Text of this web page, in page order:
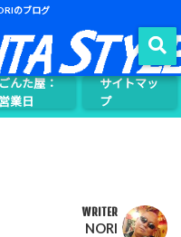
のブログ
んた屋：
営業日
サイトマッ
プ
WRITER
NORI